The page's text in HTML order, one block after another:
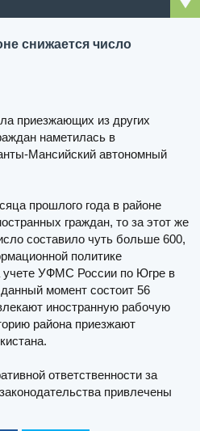
снижается число
приезжающих из других
наметилась в
Мансийский автономный
прошлого года в районе
граждан, то за этот же
составило чуть больше 600,
политике
учете УФМС России по Югре в
момент состоит 56
иностранную рабочую
района приезжают
ответственности за
привлечены